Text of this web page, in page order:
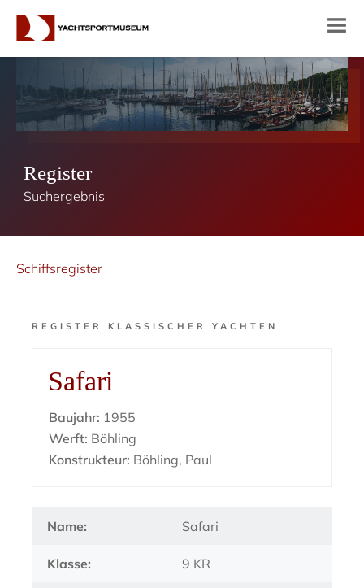
Register
Suchergebnis
Schiffsregister
REGISTER KLASSISCHER YACHTEN
Safari
Baujahr: 1955
Werft: Böhling
Konstrukteur: Böhling, Paul
Name: Safari
Klasse: 9 KR